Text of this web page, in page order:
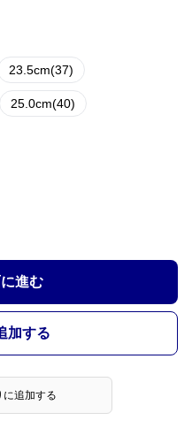
23.5cm(37)
25.0cm(40)
進む
加する
に追加する